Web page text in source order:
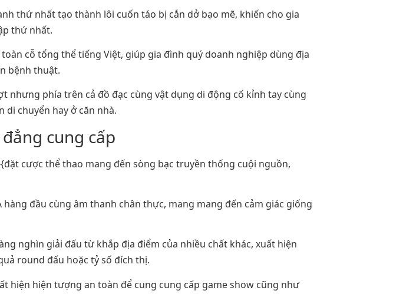
thứ nhất tạo thành lôi cuốn táo bị cắn dở bạo mẽ, khiến cho gia
thứ nhất.
cỗ tổng thể tiếng Việt, giúp gia đình quý doanh nghiệp dùng địa
bệnh thuật.
nhưng phía trên cả đồ đạc cùng vật dụng di động cố kỉnh tay cùng
di chuyển hay ở căn nhà.
cung cấp
cược thể thao mang đến sòng bạc truyền thống cuội nguồn,
đầu cùng âm thanh chân thực, mang mang đến cảm giác giống
nghìn giải đấu từ khắp địa điểm của nhiều chất khác, xuất hiện
round đấu hoặc tỷ số đích thị.
hiện hiện tượng an toàn để cung cung cấp game show cũng như